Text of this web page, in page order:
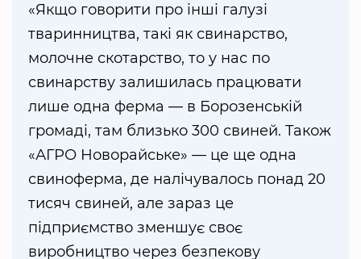
«Якщо говорити про інші галузі
тваринництва, такі як свинарство,
молочне скотарство, то у нас по
свинарству залишилась працювати
лише одна ферма — в Борозенській
громаді, там близько 300 свиней. Також
«АГРО Новорайське» — це ще одна
свиноферма, де налічувалось понад 20
тисяч свиней, але зараз це
підприємство зменшує своє
виробництво через безпекову